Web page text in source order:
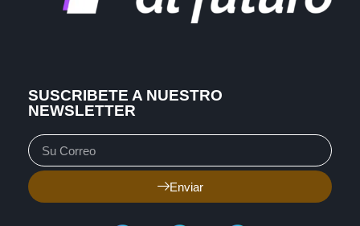
SUSCRIBETE A NUESTRO
NEWSLETTER
Enviar